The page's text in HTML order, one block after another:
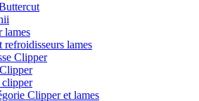
lames
refroidisseurs lames
Clipper
clipper
Clipper et lames